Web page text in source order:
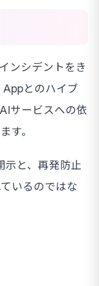
ンシデントをき
とのハイブ
サービスへの依
す。
示と、再発防止
いるのではな